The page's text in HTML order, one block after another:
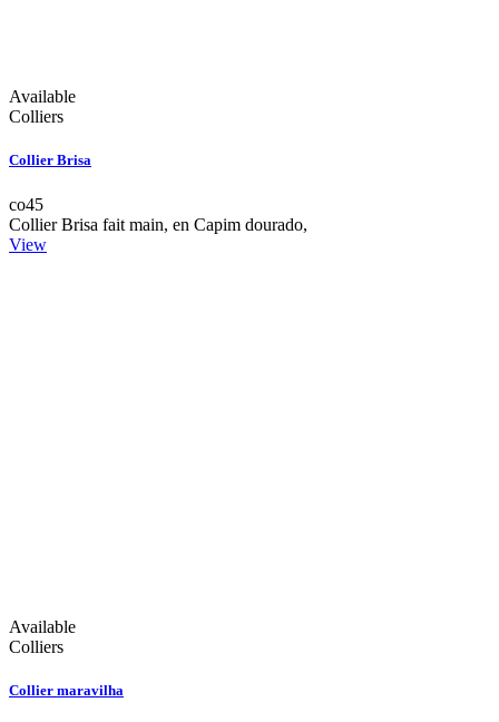
Available
Colliers
Collier Brisa
co45
Collier Brisa fait main, en Capim dourado,
View
Available
Colliers
Collier maravilha